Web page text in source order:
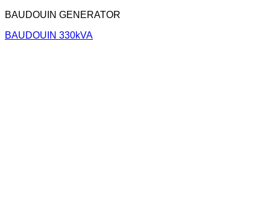
BAUDOUIN GENERATOR
BAUDOUIN 330kVA